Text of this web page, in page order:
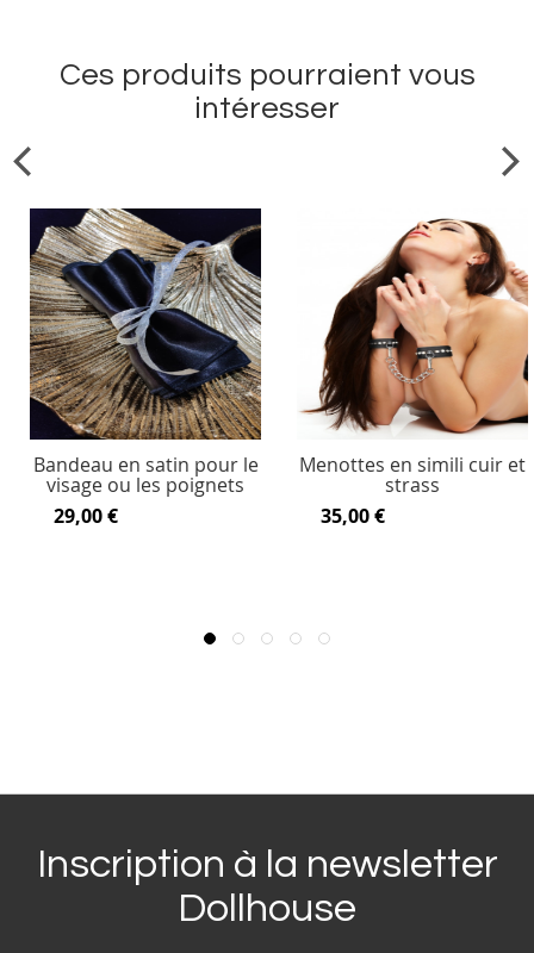
Ces produits pourraient vous
intéresser
Bandeau en satin pour le
visage ou les poignets
29,00 €
Menottes en simili cuir et
strass
35,00 €
Inscription à la newsletter
Dollhouse